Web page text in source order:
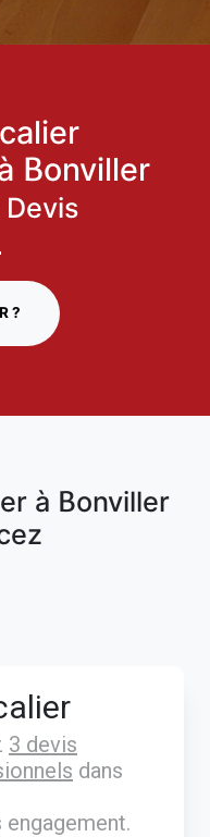
Bonviller
Devis
?
à Bonviller
3 devis
dans
engagement.